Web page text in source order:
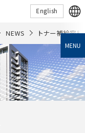
English
MENU
NEWS トナー補給容